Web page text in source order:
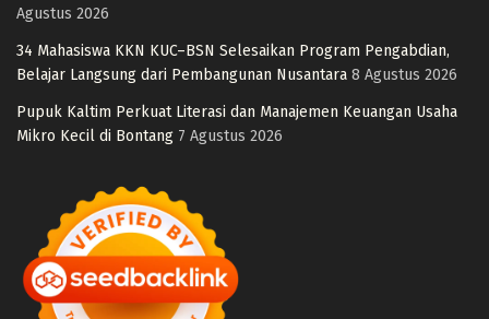
Agustus 2026
34 Mahasiswa KKN KUC–BSN Selesaikan Program Pengabdian,
Belajar Langsung dari Pembangunan Nusantara 8 Agustus 2026
Pupuk Kaltim Perkuat Literasi dan Manajemen Keuangan Usaha
Mikro Kecil di Bontang 7 Agustus 2026